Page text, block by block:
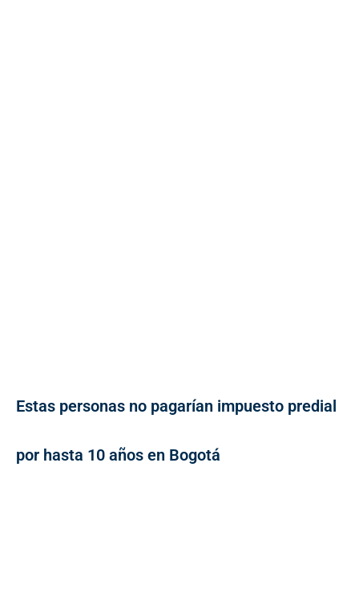
Estas personas no pagarían impuesto predial
por hasta 10 años en Bogotá